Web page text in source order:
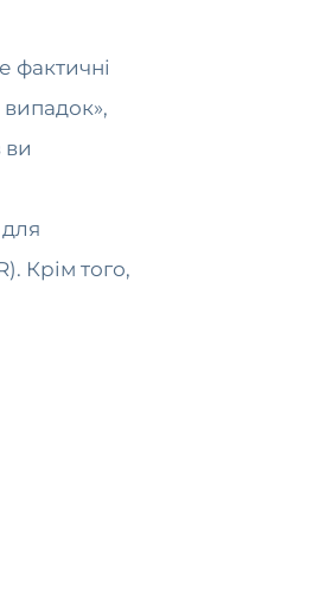
фактичні
ви
Крім того,